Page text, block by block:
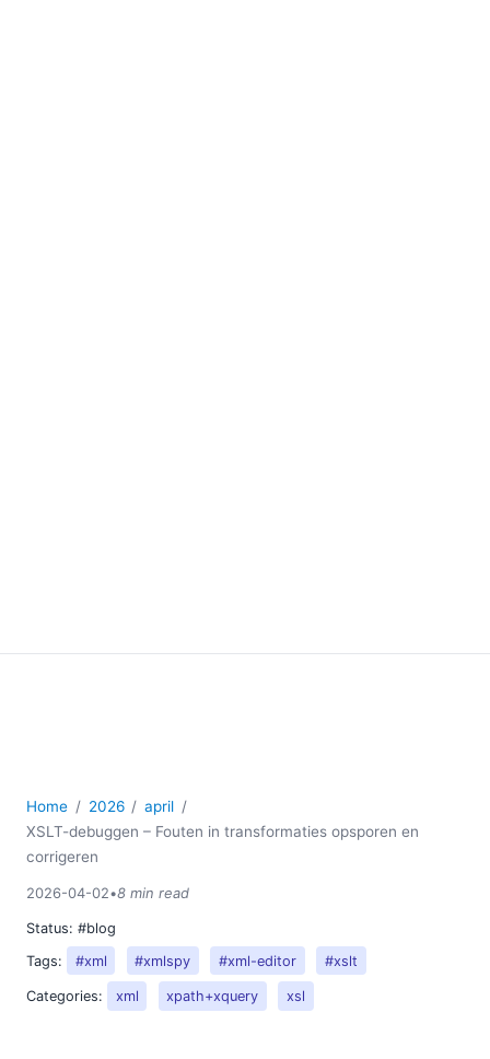
Home 2026
april
XSLT-debuggen – Fouten in transformaties opsporen en
corrigeren
2026-04-02•8 min read
Status: #blog
Tags:
#xml #xmlspy #xml-editor #xslt
Categories: xml xpath+xquery xsl